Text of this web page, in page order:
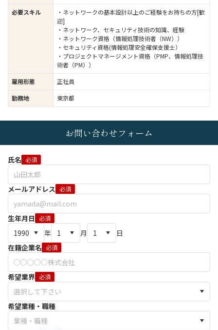
必要スキル
・ネットワークの基本設計以上のご経験をお持ちの方[歓
迎]
・ネットワーク、セキュリティ技術の知識、経験
・ネットワーク資格（情報処理技術者（NW））
・セキュリティ資格(情報処理安全確保支援士）
・プロジェクトマネージメント資格（PMP、情報処理技
術者（PM））
雇用形態
正社員
勤務地
東京都
お問い合わせフォーム
氏名 必須
メールアドレス 必須
生年月日 必須
年 月
日
在籍企業名 必須
希望業界 必須
希望業種・職種